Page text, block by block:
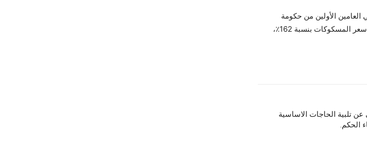
الأولين من حكومة
رئيسي، زادت طباعة النقود بنسبة 83٪، وارتفع سعر الدولار بنسبة 95٪، وارتفع سعر المسكوكات بنسبة 162٪،
عن تلبية الحاجات الاساسية
الحكم.